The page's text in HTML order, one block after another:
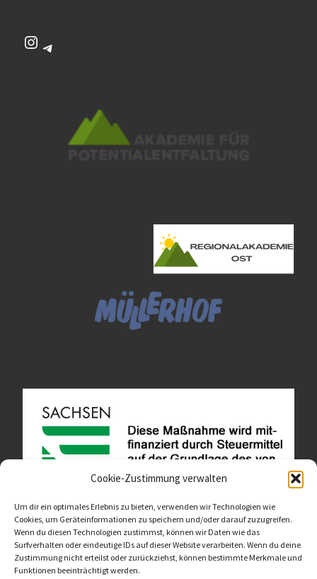
Cookie-Zustimmung verwalten
Um dir ein optimales Erlebnis zu bieten, verwenden wir Technologien wie
Cookies, um Geräteinformationen zu speichern und/oder darauf zuzugreifen.
Wenn du diesen Technologien zustimmst, können wir Daten wie das
Surfverhalten oder eindeutige IDs auf dieser Website verarbeiten. Wenn du deine
Zustimmung nicht erteilst oder zurückziehst, können bestimmte Merkmale und
Funktionen beeinträchtigt werden.
Instagram
Telegram
Diese Website ist als Teil des Projektes "Wachsen lassen
- Raum geben" entstanden.>>>